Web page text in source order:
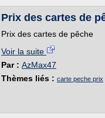
Prix des cartes de
Prix des cartes de pêche
Voir la suite
Par : AzMax47
Thèmes liés : carte peche prix